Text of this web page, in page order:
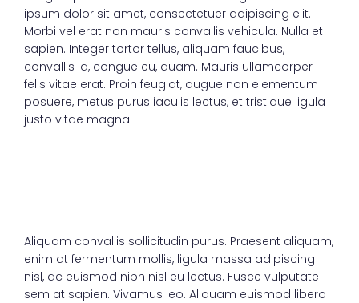
ipsum dolor sit amet, consectetuer adipiscing elit.
Morbi vel erat non mauris convallis vehicula. Nulla et
sapien. Integer tortor tellus, aliquam faucibus,
convallis id, congue eu, quam. Mauris ullamcorper
felis vitae erat. Proin feugiat, augue non elementum
posuere, metus purus iaculis lectus, et tristique ligula
justo vitae magna.
Aliquam convallis sollicitudin purus. Praesent aliquam,
enim at fermentum mollis, ligula massa adipiscing
nisl, ac euismod nibh nisl eu lectus. Fusce vulputate
sem at sapien. Vivamus leo. Aliquam euismod libero